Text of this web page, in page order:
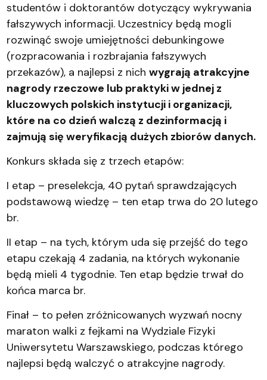
studentów i doktorantów dotyczący wykrywania
fałszywych informacji. Uczestnicy będą mogli
rozwinąć swoje umiejętności debunkingowe
(rozpracowania i rozbrajania fałszywych
przekazów), a najlepsi z nich wygrają atrakcyjne
nagrody rzeczowe lub praktyki w jednej z
kluczowych polskich instytucji i organizacji,
które na co dzień walczą z dezinformacją i
zajmują się weryfikacją dużych zbiorów danych.
Konkurs składa się z trzech etapów:
I etap – preselekcja, 40 pytań sprawdzających
podstawową wiedzę – ten etap trwa do 20 lutego
br.
II etap – na tych, którym uda się przejść do tego
etapu czekają 4 zadania, na których wykonanie
będą mieli 4 tygodnie. Ten etap będzie trwał do
końca marca br.
Finał – to pełen zróżnicowanych wyzwań nocny
maraton walki z fejkami na Wydziale Fizyki
Uniwersytetu Warszawskiego, podczas którego
najlepsi będą walczyć o atrakcyjne nagrody.